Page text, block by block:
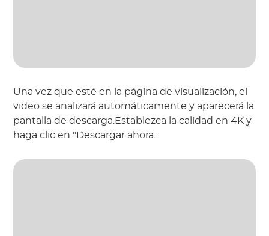
Una vez que esté en la página de visualización, el
video se analizará automáticamente y aparecerá la
pantalla de descarga.Establezca la calidad en 4K y
haga clic en "Descargar ahora.